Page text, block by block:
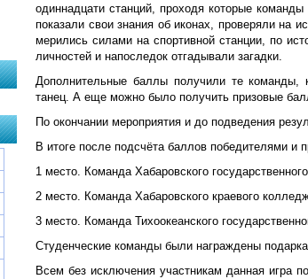
одиннадцати станций, проходя которые
показали свои знания об иконах, проверяли на
мерились силами на спортивной станции, по
личностей и напоследок отгадывали загадки.
Дополнительные баллы получили те команды,
танец. А еще можно было получить призовые
По окончании мероприятия и до подведения
В итоге после подсчёта баллов победителями и
1 место. Команда Хабаровского
2 место. Команда Хабаровского краевого
3 место. Команда Тихоокеанского
Студенческие команды были награждены
Всем без исключения участникам данная игра